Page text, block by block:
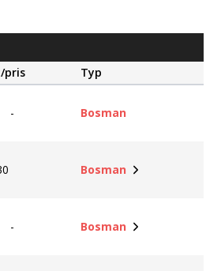
pris Typ
- Bosman
Bosman
- Bosman